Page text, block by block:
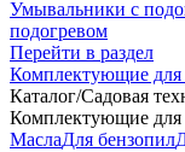
Умывальники с
подогревом
Перейти в раздел
Комплектующие для
Каталог/Садовая
Комплектующие для
МаслаДля бензопил